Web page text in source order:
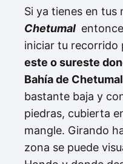
Si ya tienes en tus
Chetumal
iniciar tu recorrido
este o sureste
Bahía de Chetumal
bastante baja y
piedras, cubierta
mangle. Girando
zona se puede